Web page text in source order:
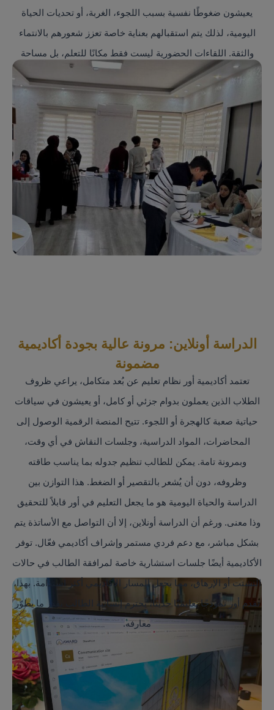
يعيشون ضغوطًا نفسية بسبب اللجوء، الغربة، أو تحديات الحياة
اليومية، لذلك يتم استقبالهم بعناية خاصة تعزز شعورهم بالانتماء
والثقة. اللقاءات الحضورية ليست فقط مكانًا للتعلم، بل مساحة
للتواصل الإنساني، بناء الصداقات، وتبادل الخبرات. الحرم الصغير
في حجمه، الكبير في روحه، يجمع طلابًا من خلفيات متعددة تحت
سقف مشترك، ويمنحهم فرصة لإعادة بناء الذات ضمن مجتمع
أكاديمي داعم، يقدّر الجهد ويبني على نقاط القوة.
الدراسة أونلاين: مرونة عالية بجودة أكاديمية
مضمونة
تعتمد أكاديمية أور نظام تعليم عن بُعد متكامل، يراعي ظروف
الطلاب الذين يعملون بدوام جزئي أو كامل، أو يعيشون في سياقات
حياتية صعبة كالهجرة أو اللجوء. تتيح المنصة الرقمية الوصول إلى
المحاضرات، المواد الدراسية، وجلسات النقاش في أي وقت،
وبمرونة تامة. يمكن للطالب تنظيم جدوله بما يناسب طاقته
وظروفه، دون أن يُشعر بالتقصير أو الضغط. هذا التوازن بين
الدراسة والحياة اليومية هو ما يجعل التعليم في أور قابلاً للتحقيق
وذا معنى. ورغم أن الدراسة أونلاين، إلا أن التواصل مع الأساتذة يتم
بشكل مباشر، مع دعم فردي مستمر وإشراف أكاديمي فعّال. توفر
الأكاديمية أيضًا جلسات استشارية خاصة لمرافقة الطالب في حالات
التشتت أو الإرهاق، مما يجعل المسار الأكاديمي أكثر استدامة. بهذا،
تقدم أور نموذجًا تعليميًا حديثًا، يحترم إنسانية الطالب بقدر ما يطوّر
معارفه.